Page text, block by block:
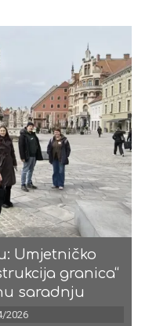
Umjetničko
granica“
saradnju
2026